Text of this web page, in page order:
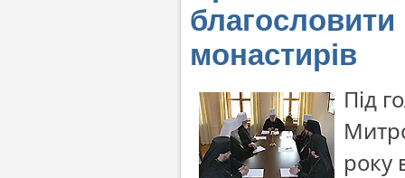
благословити
монастирів
Під
року